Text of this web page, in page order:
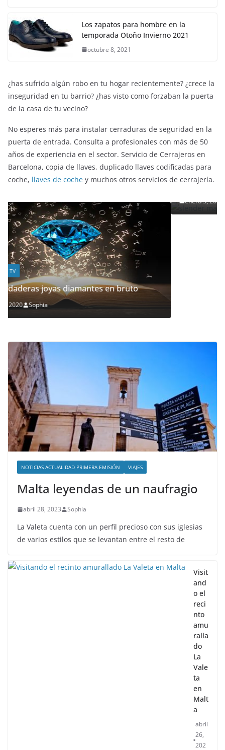
piscina y sandalias planas para dar paso al otoño-
invierno.De seguro
octubre 8, 2021
¿has sufrido algún robo en tu hogar recientemente? ¿crece la
inseguridad en tu barrio? ¿has visto como forzaban la puerta
de la casa de tu vecino?
No esperes más para instalar cerraduras de seguridad en la
puerta de entrada. Consulta a profesionales con más de 50
Barcelona, copia de llaves, duplicado llaves codificadas para
coche,llaves de cochey muchos otros servicios de cerrajería.
Slender Man llega al cine y te mostramos
detalles
enero 3, 2018 Grecia Cortez
NOTICIAS ACTUALIDAD PRIMERA EMISIÓN
Malta leyendas de un naufragio
La Valeta cuenta con un perfil precioso con sus iglesias
Visit
and
o el
reci
nto
amu
ralla
do
La
Vale
ta
en
Malt